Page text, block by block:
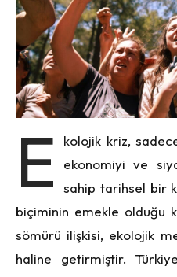
E
kolojik kriz,
ekonomiyi ve
sahip tarihsel bir
biçiminin emekle olduğu
sömürü ilişkisi, ekolojik
haline getirmiştir.